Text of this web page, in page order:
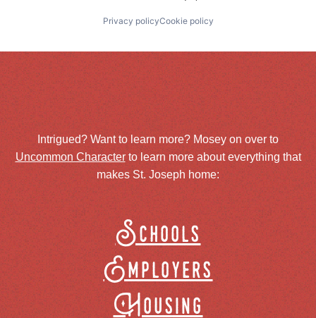
Privacy policyCookie policy
Intrigued? Want to learn more? Mosey on over to
Uncommon Characterto learn more about everything that
makes St. Joseph home:
Schools
Employers
Housing